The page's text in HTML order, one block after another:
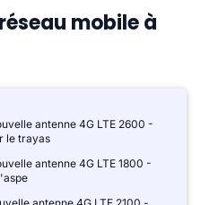
mobile à
antenne 4G LTE 2600 -
le trayas
antenne 4G LTE 1800 -